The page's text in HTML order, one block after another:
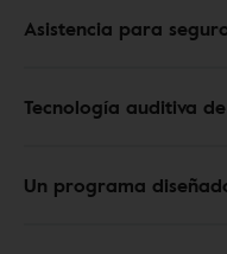
Asistencia para
Tecnología auditiva
Un programa